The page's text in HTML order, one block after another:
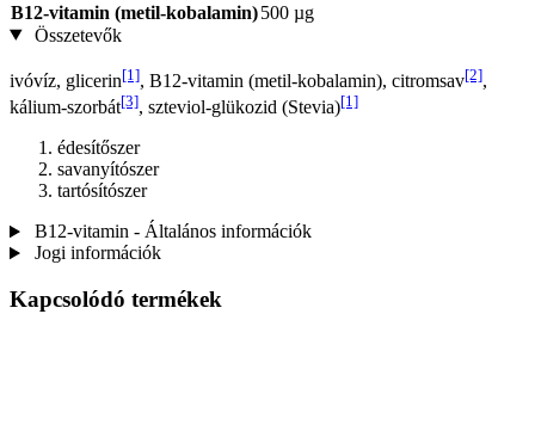
B12-vitamin (metil-kobalamin)500 µg
Összetevők
ivóvíz, glicerin[1], B12-vitamin (metil-kobalamin), citromsav[2],
kálium-szorbát[3], szteviol-glükozid (Stevia)[1]
édesítőszer
savanyítószer
tartósítószer
B12-vitamin - Általános információk
Jogi információk
Kapcsolódó termékek